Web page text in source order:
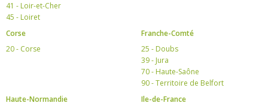
41 - Loir-et-Cher
45 - Loiret
Corse
20 - Corse
Franche-Comté
25 - Doubs
39 - Jura
70 - Haute-Saône
90 - Territoire de Belfort
Haute-Normandie
Ile-de-France